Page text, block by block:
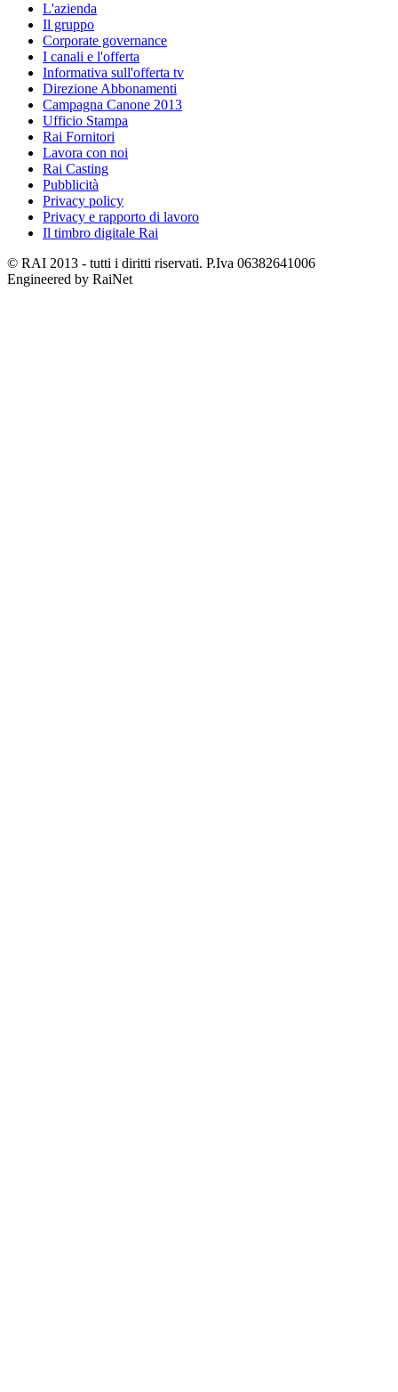
L'azienda
Il gruppo
Corporate governance
I canali e l'offerta
Informativa sull'offerta tv
Direzione Abbonamenti
Campagna Canone 2013
Ufficio Stampa
Rai Fornitori
Lavora con noi
Rai Casting
Pubblicità
Privacy policy
Privacy e rapporto di lavoro
Il timbro digitale Rai
© RAI 2013 - tutti i diritti riservati. P.Iva 06382641006
Engineered by RaiNet